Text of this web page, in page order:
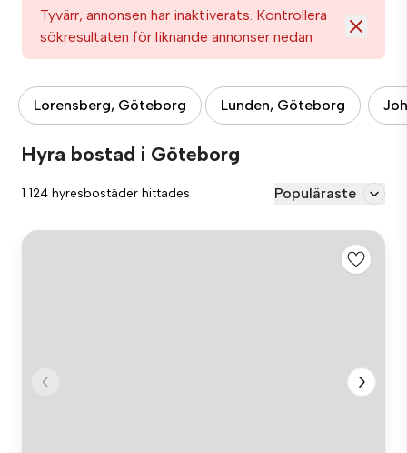
Tyvärr, annonsen har inaktiverats. Kontrollera
sökresultaten för liknande annonser nedan
Lorensberg, Göteborg Lunden, Göteborg
Hyra bostad i Göteborg
1 124 hyresbostäder hittades Populäraste